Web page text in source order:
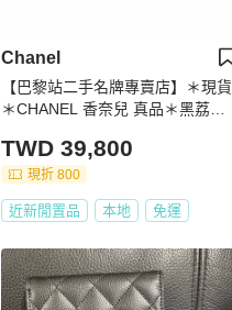
Chanel
【巴黎站二手名牌專賣店】＊現貨
＊CHANEL 香奈兒 真品＊黑荔枝
TWD 39,800
現折 800
近新閒置品 本地 免運